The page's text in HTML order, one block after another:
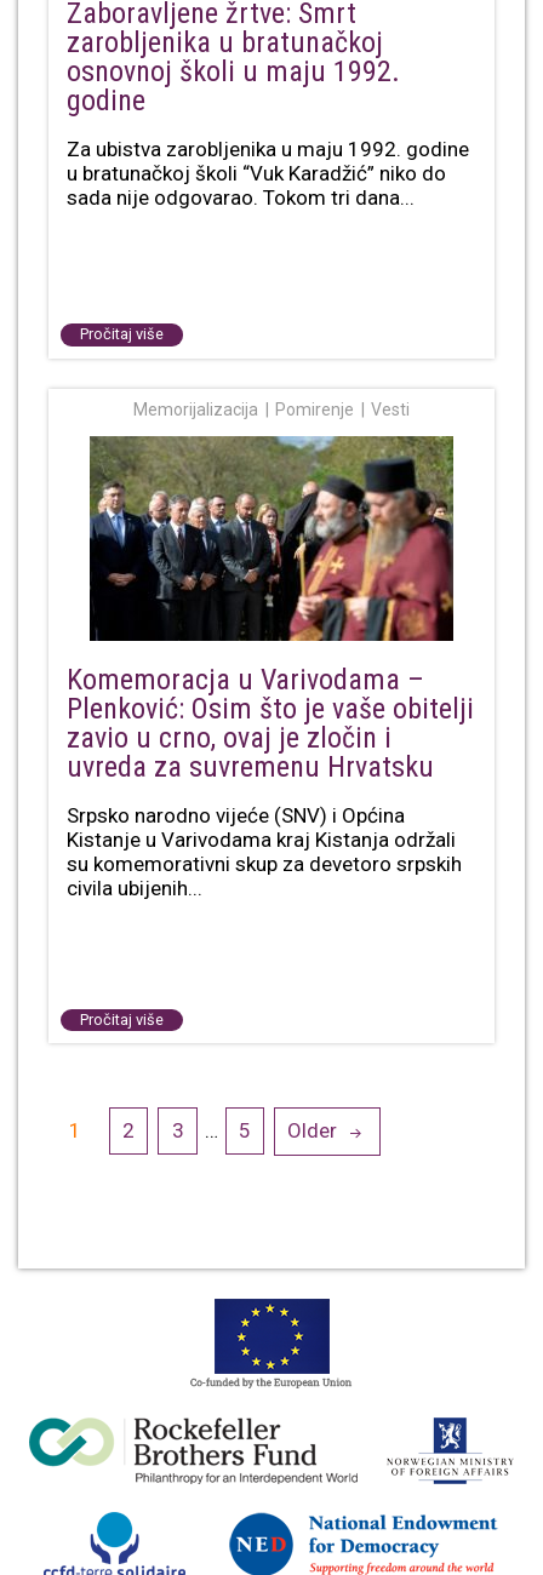
Zaboravljene žrtve: Smrt
zarobljenika u bratunačkoj
osnovnoj školi u maju 1992.
godine
Za ubistva zarobljenika u maju 1992. godine
u bratunačkoj školi “Vuk Karadžić” niko do
sada nije odgovarao. Tokom tri dana...
Pročitaj više
Memorijalizacija Pomirenje Vesti
Komemoracja u Varivodama –
Plenković: Osim što je vaše obitelji
zavio u crno, ovaj je zločin i
uvreda za suvremenu Hrvatsku
Srpsko narodno vijeće (SNV) i Općina
Kistanje u Varivodama kraj Kistanja održali
su komemorativni skup za devetoro srpskih
civila ubijenih...
Pročitaj više
Posts
navigation
1 2 3 … 5 Older